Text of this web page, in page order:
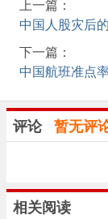
上一篇：
中国人股灾后
下一篇：
中国航班准点
评论 暂无评
相关阅读